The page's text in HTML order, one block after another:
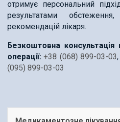
отримує персональний
результатами
рекомендацій лікаря.
Безкоштовна консультація
операції:+38 (068) 899-03-03,
(095) 899-03-03